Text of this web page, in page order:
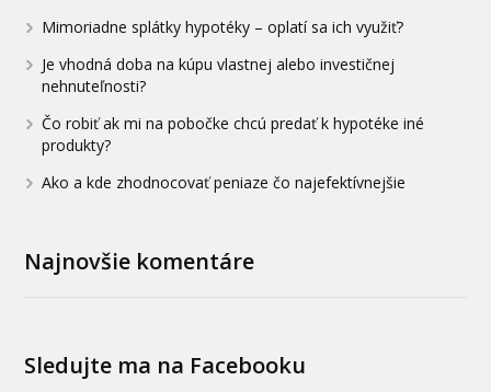
Mimoriadne splátky hypotéky – oplatí sa ich využiť?
Je vhodná doba na kúpu vlastnej alebo investičnej
nehnuteľnosti?
Čo robiť ak mi na pobočke chcú predať k hypotéke iné
produkty?
Ako a kde zhodnocovať peniaze čo najefektívnejšie
Najnovšie komentáre
Sledujte ma na Facebooku